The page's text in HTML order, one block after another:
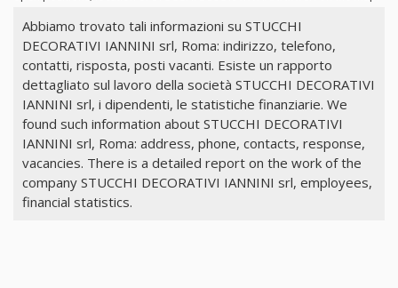
Abbiamo trovato tali informazioni su STUCCHI
DECORATIVI IANNINI srl, Roma: indirizzo, telefono,
contatti, risposta, posti vacanti. Esiste un rapporto
dettagliato sul lavoro della società STUCCHI DECORATIVI
IANNINI srl, i dipendenti, le statistiche finanziarie. We
found such information about STUCCHI DECORATIVI
IANNINI srl, Roma: address, phone, contacts, response,
vacancies. There is a detailed report on the work of the
company STUCCHI DECORATIVI IANNINI srl, employees,
financial statistics.